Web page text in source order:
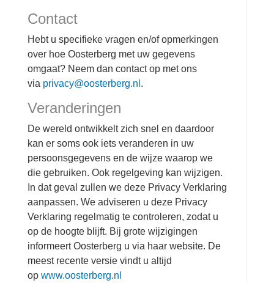
Contact
Hebt u specifieke vragen en/of opmerkingen
over hoe Oosterberg met uw gegevens
omgaat? Neem dan contact op met ons
via privacy@oosterberg.nl .
Veranderingen
De wereld ontwikkelt zich snel en daardoor
kan er soms ook iets veranderen in uw
persoonsgegevens en de wijze waarop we
die gebruiken. Ook regelgeving kan wijzigen.
In dat geval zullen we deze Privacy Verklaring
aanpassen. We adviseren u deze Privacy
Verklaring regelmatig te controleren, zodat u
op de hoogte blijft. Bij grote wijzigingen
informeert Oosterberg u via haar website. De
meest recente versie vindt u altijd
op www.oosterberg.nl